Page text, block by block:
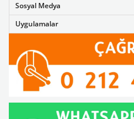
Sosyal Medya
Uygulamalar